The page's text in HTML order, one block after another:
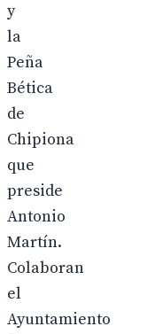
y
la
Peña
Bética
de
Chipiona
que
preside
Antonio
Martín.
Colaboran
el
Ayuntamiento